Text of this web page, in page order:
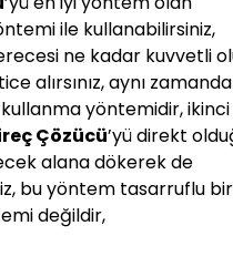
ile kullanabilirsiniz,
ne kadar kuvvetli
alırsınız, aynı zamanda
yöntemidir, ikinci
Çözücü’yü direkt
alana dökerek de
bu yöntem tasarruflu bir
değildir,